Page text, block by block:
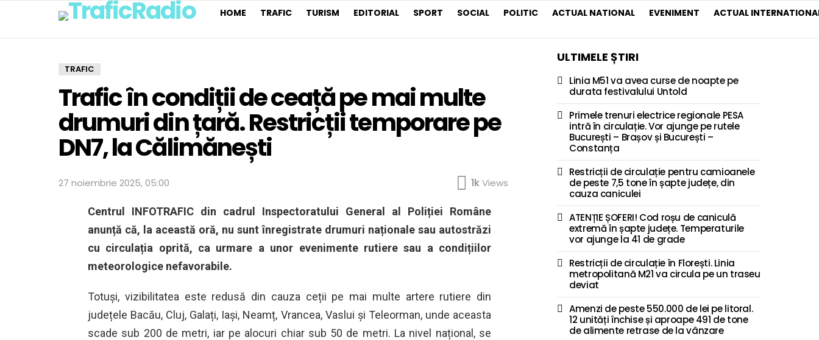
HOME TRAFIC TURISM EDITORIAL SPORT SOCIAL POLITIC ACTUAL NATIONAL EVENIMENT ACTUAL
TRAFIC
Trafic în condiții de ceață pe mai multe
drumuri din țară. Restricții temporare pe
DN7, la Călimănești
27 noiembrie 2025, 05:00 1kViews
Centrul INFOTRAFIC din cadrul Inspectoratului General al Poliției Române
anunță că, la această oră, nu sunt înregistrate drumuri naționale sau autostrăzi
cu circulația oprită, ca urmare a unor evenimente rutiere sau a condițiilor
meteorologice nefavorabile.
Totuși, vizibilitatea este redusă din cauza ceții pe mai multe artere rutiere din
județele Bacău, Cluj, Galați, Iași, Neamț, Vrancea, Vaslui și Teleorman, unde aceasta
scade sub 200 de metri, iar pe alocuri chiar sub 50 de metri. La nivel național, se
ULTIMELE ȘTIRI
Linia M51 va avea curse de noapte pe
durata festivalului Untold
Primele trenuri electrice regionale PESA
intră în circulație. Vor ajunge pe rutele
București – Brașov și București –
Constanța
Restricții de circulație pentru camioanele
de peste 7,5 tone în șapte județe, din
cauza caniculei
ATENȚIE ȘOFERI! Cod roșu de caniculă
extremă în șapte județe. Temperaturile
vor ajunge la 41 de grade
Restricții de circulație în Florești. Linia
metropolitană M21 va circula pe un traseu
deviat
Amenzi de peste 550.000 de lei pe litoral.
12 unități închise și aproape 491 de tone
de alimente retrase de la vânzare